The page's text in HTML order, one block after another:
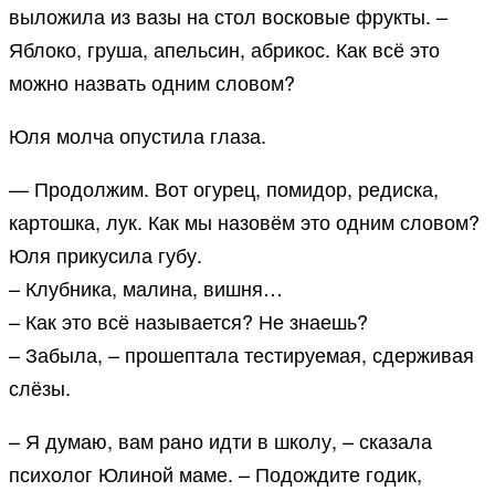
выложила из вазы на стол восковые фрукты. –
Яблоко, груша, апельсин, абрикос. Как всё это
можно назвать одним словом?
Юля молча опустила глаза.
— Продолжим. Вот огурец, помидор, редиска,
картошка, лук. Как мы назовём это одним словом?
Юля прикусила губу.
– Клубника, малина, вишня…
– Как это всё называется? Не знаешь?
– Забыла, – прошептала тестируемая, сдерживая
слёзы.
– Я думаю, вам рано идти в школу, – сказала
психолог Юлиной маме. – Подождите годик,